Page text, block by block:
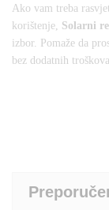
Ako vam treba
korištenje, Solarni
izbor. Pomaže da
bez dodatnih